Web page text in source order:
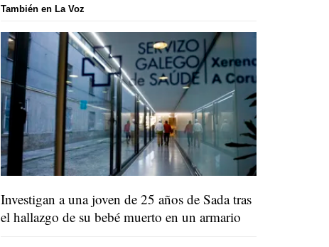
También en La Voz
Investigan a una joven de 25 años de Sada tras
el hallazgo de su bebé muerto en un armario